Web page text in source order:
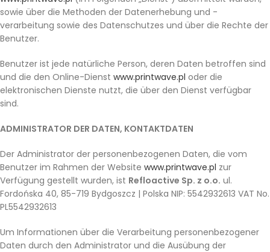
sowie über die Methoden der Datenerhebung und -
verarbeitung sowie des Datenschutzes und über die Rechte der
Benutzer.
Benutzer ist jede natürliche Person, deren Daten betroffen sind
und die den Online-Dienst www.printwave.pl oder die
elektronischen Dienste nutzt, die über den Dienst verfügbar
sind.
ADMINISTRATOR DER DATEN, KONTAKTDATEN
Der Administrator der personenbezogenen Daten, die vom
Benutzer im Rahmen der Website www.printwave.pl zur
Verfügung gestellt wurden, ist Refloactive Sp. z o.o. ul.
Fordońska 40, 85-719 Bydgoszcz | Polska NIP: 5542932613 VAT No.
PL5542932613
Um Informationen über die Verarbeitung personenbezogener
Daten durch den Administrator und die Ausübung der